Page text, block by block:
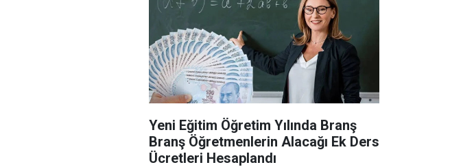
Yeni Eğitim Öğretim Yılında Branş
Branş Öğretmenlerin Alacağı Ek Ders
Ücretleri Hesaplandı